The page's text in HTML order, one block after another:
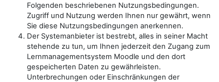
Folgenden beschriebenen Nutzungsbedingungen.
Zugriff und Nutzung werden Ihnen nur gewährt, wenn
Sie diese Nutzungsbedingungen anerkennen.
Der Systemanbieter ist bestrebt, alles in seiner Macht
stehende zu tun, um Ihnen jederzeit den Zugang zum
Lernmanagementsystem Moodle und den dort
gespeicherten Daten zu gewährleisten.
Unterbrechungen oder Einschränkungen der